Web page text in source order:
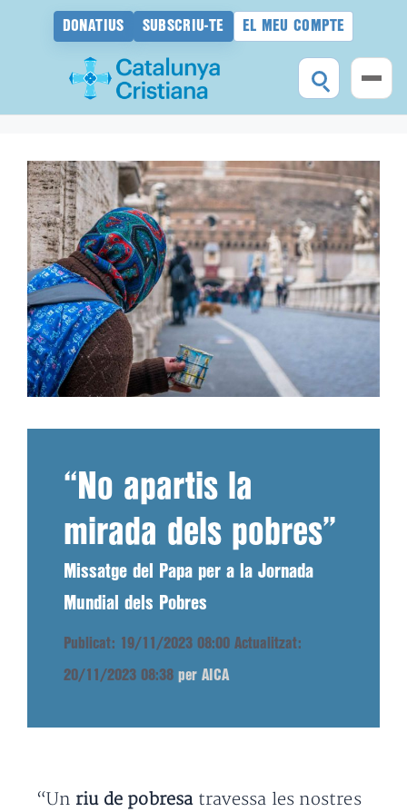
DONATIUS SUBSCRIU-TE EL MEU COMPTE
contingut
“No apartis la
mirada dels pobres”
Missatge del Papa per a la Jornada
Mundial dels Pobres
Publicat: 19/11/2023 08:00 Actualitzat:
20/11/2023 08:38 per AICA
“Un riu de pobresatravessa les nostres